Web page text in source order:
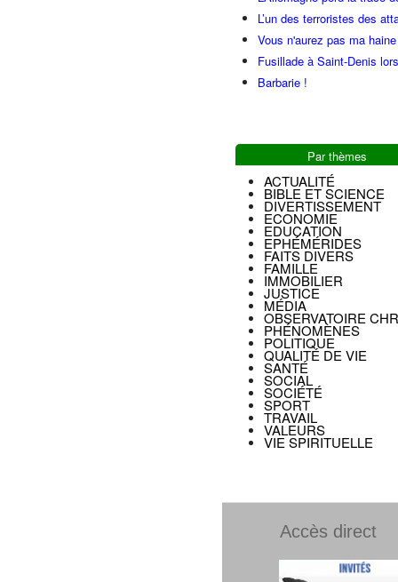
L’un des terroristes des
Vous n'aurez pas ma haine
Fusillade à Saint-Denis
Barbarie !
Par thèmes
ACTUALITÉ
BIBLE ET SCIENCE
DIVERTISSEMENT
ECONOMIE
EDUCATION
EPHÉMÉRIDES
FAITS DIVERS
FAMILLE
IMMOBILIER
JUSTICE
MÉDIA
OBSERVATOIRE
PHÉNOMÈNES
POLITIQUE
QUALITÉ DE VIE
SANTÉ
SOCIAL
SOCIÉTÉ
SPORT
TRAVAIL
VALEURS
VIE SPIRITUELLE
Accès direct